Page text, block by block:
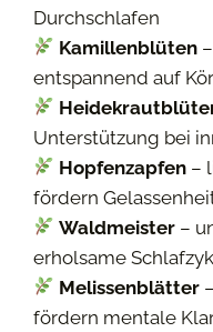
Durchschlafen
Kamillenblüten
entspannend auf
Unterstützung bei
Hopfenzapfen –
fördern
Waldmeister –
erholsame
Melissenblätter
fördern mentale